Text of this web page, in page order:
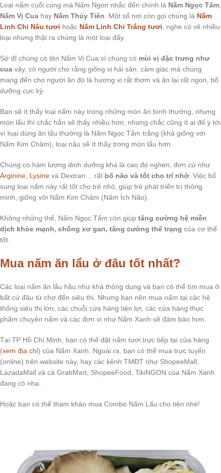
Loại nấm cuối cùng mà Nấm Ngon nhắc đến chính là Nấm Ngọc Tẩm
Nấm Vị Cua hay Nấm Thủy Tiên . Một số nơi còn gọi chúng là Nấm
Linh Chi Nâu tươi hoặc Nấm Linh Chi Trắng tươi , nghe có vẻ nhiều
loại nhưng thật ra chúng là một loại đấy.
Sở dĩ chúng có tên Nấm Vị Cua vì chúng có mùi vị đặc trưng như
cua vậy, có người cho rằng giống vị hải sản, cảm giác mà chúng
mang đến cho người ăn đó là hương vị rất thơm và ăn lại rất ngon, bổ
dưỡng cực kỳ.
Bạn sẽ ít thấy loại nấm này trong những món ăn bình thường, nhưng
món lẩu thì chắc hẳn sẽ thấy nhiều hơn, nhưng chắc cũng ít ai để ý tới
vì loại dùng ăn lẩu thường là Nấm Ngọc Tẩm trắng (khá giống với
Nấm Kim Châm), loại nâu sẽ ít thấy trong món lẩu hơn.
Chúng có hàm lượng dinh dưỡng khá là cao đó nghen, đơn cử như
Arginine Lysine và Dextran… rất bổ não và tốt cho trí nhớ . Việc bổ
sung loại nấm này rất tốt cho trẻ nhỏ, giúp trẻ phát triển trí thông
minh, giống với Nấm Kim Châm (Nấm Ích Não).
Không những thế, Nấm Ngọc Tẩm còn giúp tăng cường hệ miễn
dịch khỏe mạnh, chống xơ gan, tăng cường thể trạng của cơ thể
tốt.
Mua nấm ăn lẩu ở đâu tốt nhất?
Các loại nấm ăn lẩu hầu như khá thông dụng và bạn có thể tìm mua ở
bất cứ đâu từ chợ đến siêu thị. Nhưng bạn nên mua nấm tại các hệ
thống siêu thị lớn, các chuỗi cửa hàng tiện lợi, các cửa hàng thực
phẩm chuyên nấm và các đơn vị như Nấm Xanh sẽ đảm bảo hơn.
Tại TP Hồ Chí Minh, bạn có thể đặt nấm tươi trực tiếp tại cửa hàng
(xem địa chỉ) của Nấm Xanh. Ngoài ra, bạn có thể mua trực tuyến
(online) trên website này, hay các kênh TMĐT như ShopeeMall,
LazadaMall và cả GrabMart, ShopeeFood, TikiNGON của Nấm Xanh
đang có nha.
Hoặc bạn có thể tham khảo mua Combo Nấm Lẩu cho tiện nhé!